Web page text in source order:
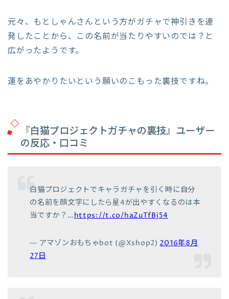
元々、もとしゃんさんという方がガチャで神引きを連
発したことから、この名前が当たりやすいのでは？と
広がったようです。
運をあやかりたいという願いのこもった裏技ですね。
『白猫プロジェクトガチャの裏技』ユーザー
の反応・口コミ
白猫プロジェクトでキャラガチャを引く時に自分
の名前を顔文字にしたら星4が出やすくなるのは本
当ですか？…https://t.co/haZuTfBj54
— アマゾンおもちゃbot (@Xshop2)2016年8月
27日